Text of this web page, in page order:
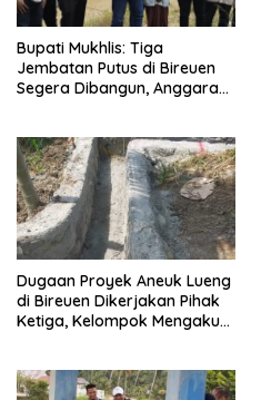
Bupati Mukhlis: Tiga
Jembatan Putus di Bireuen
Segera Dibangun, Anggaran
Dugaan Proyek Aneuk Lueng
di Bireuen Dikerjakan Pihak
Ketiga, Kelompok Mengaku